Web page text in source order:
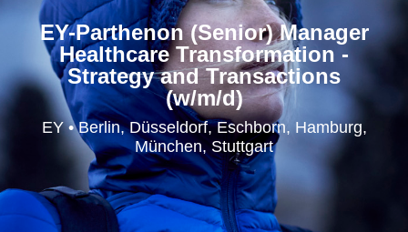
Höre in die EY-Welt rein
EY Careers Spotlight
der Karriere-Podcast
EY-Parthenon (Senior) Manager
Healthcare Transformation -
Strategy and Transactions
(w/m/d)
EY • Berlin, Düsseldorf, Eschborn, Hamburg,
München, Stuttgart